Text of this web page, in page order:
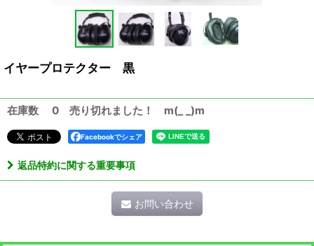
イヤープロテクター 黒
在庫数 0 売り切れました！ m(_ _)m
Facebookでシェア
返品特約に関する重要事項
お問い合わせ